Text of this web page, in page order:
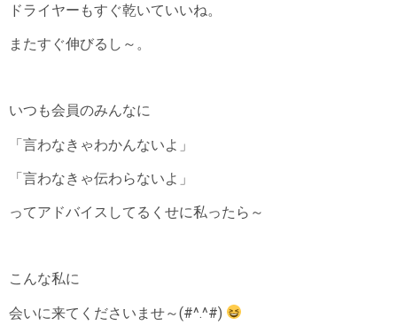
ドライヤーもすぐ乾いていいね。
またすぐ伸びるし～。
いつも会員のみんなに
「言わなきゃわかんないよ」
「言わなきゃ伝わらないよ」
ってアドバイスしてるくせに私ったら～
こんな私に
会いに来てくださいませ～(#^.^#)